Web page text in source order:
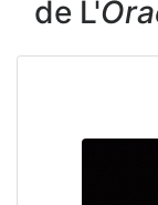
de L'